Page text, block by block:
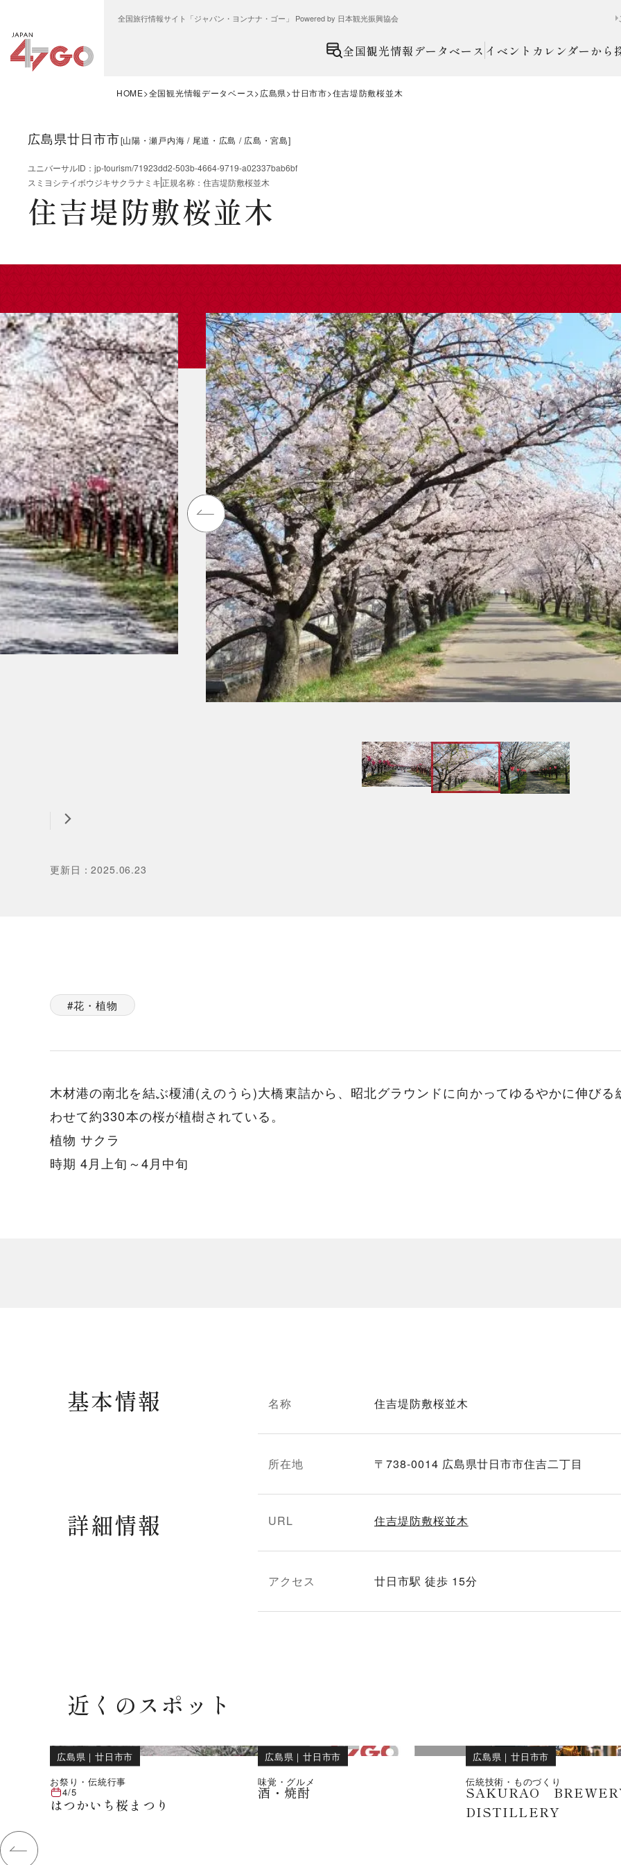
全国旅行情報サイト「ジャパン・ヨンナナ・ゴー」 Powered by 日本観光振興協会
全国観光情報データベース イベントカレンダーから
HOME 全国観光情報データベース 広島県 廿日市市 住吉堤防敷桜並木
広島県廿日市市[山陽・瀬戸内海 尾道・広島 広島・宮島]
ユニバーサルID ： jp-tourism/71923dd2-503b-4664-9719-a02337bab6bf
スミヨシテイボウジキサクラナミキ正規名称 ： 住吉堤防敷桜並木
住吉堤防敷桜並木
更新日 ：2025.06.23
花・植物
木材港の南北を結ぶ榎浦(えのうら)大橋東詰から、昭北グラウンドに向かってゆるやかに伸び
わせて約330本の桜が植樹されている。
植物 サクラ
時期 4月上旬～4月中旬
基本情報 名称 住吉堤防敷桜並木
所在地 〒738-0014 広島県廿日市市住吉二丁目
詳細情報 URL 住吉堤防敷桜並木
アクセス 廿日市駅 徒歩 15分
近くのスポット
広島県 ｜廿日市市
お祭り・伝統行事
4/5
はつかいち桜まつり
広島県 ｜廿日市市
味覚・グルメ
酒・焼酎
広島県 ｜廿日市市
伝統技術・ものづくり
SAKURAO
DISTILLERY